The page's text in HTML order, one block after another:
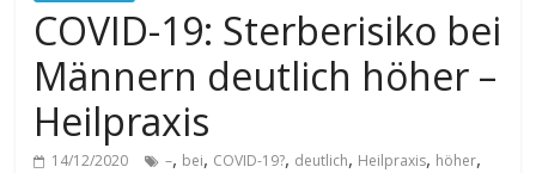
COVID-19: Sterberisiko bei
Männern deutlich höher –
Heilpraxis
14/12/2020 –, bei, COVID-19?, deutlich, Heilpraxis, höher,